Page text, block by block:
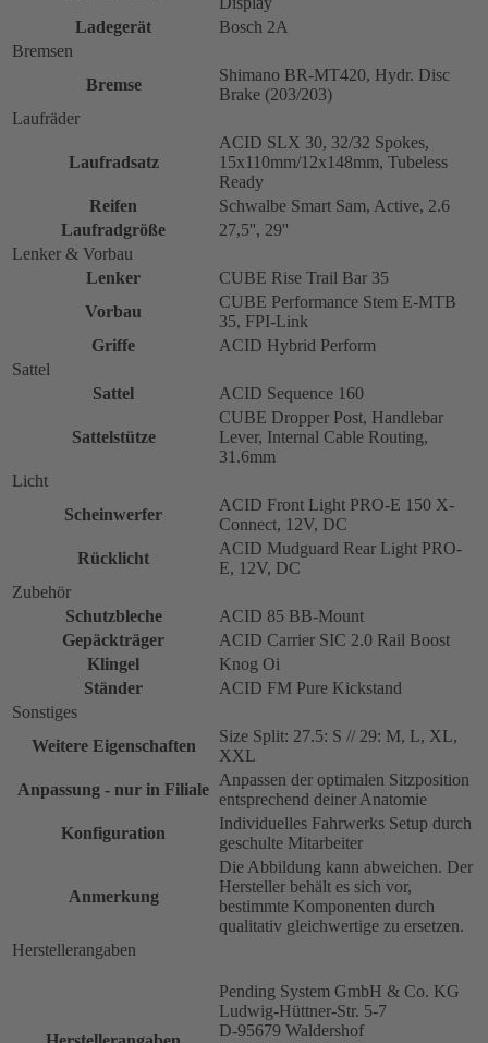
Ladegerät
Bosch 2A
Bremsen
Bremse
Shimano BR-MT420, Hydr. Disc
Brake (203/203)
Laufräder
Laufradsatz
ACID SLX 30, 32/32 Spokes,
15x110mm/12x148mm, Tubeless
Ready
Reifen
Schwalbe Smart Sam, Active, 2.6
Laufradgröße
27,5'', 29''
Lenker & Vorbau
Lenker
CUBE Rise Trail Bar 35
Vorbau
CUBE Performance Stem E-MTB
35, FPI-Link
Griffe
ACID Hybrid Perform
Sattel
Sattel
ACID Sequence 160
Sattelstütze
CUBE Dropper Post, Handlebar
Lever, Internal Cable Routing,
31.6mm
Licht
Scheinwerfer
ACID Front Light PRO-E 150 X-
Connect, 12V, DC
Rücklicht
ACID Mudguard Rear Light PRO-
E, 12V, DC
Zubehör
Schutzbleche
ACID 85 BB-Mount
Gepäckträger
ACID Carrier SIC 2.0 Rail Boost
Klingel
Knog Oi
Ständer
ACID FM Pure Kickstand
Sonstiges
Weitere Eigenschaften
Size Split: 27.5: S // 29: M, L, XL,
XXL
Anpassung - nur in Filiale
Anpassen der optimalen Sitzposition
entsprechend deiner Anatomie
Konfiguration
Individuelles Fahrwerks Setup durch
geschulte Mitarbeiter
Anmerkung
Die Abbildung kann abweichen. Der
Hersteller behält es sich vor,
bestimmte Komponenten durch
qualitativ gleichwertige zu ersetzen.
Herstellerangaben
Pending System GmbH & Co. KG
Ludwig-Hüttner-Str. 5-7
D-95679 Waldershof